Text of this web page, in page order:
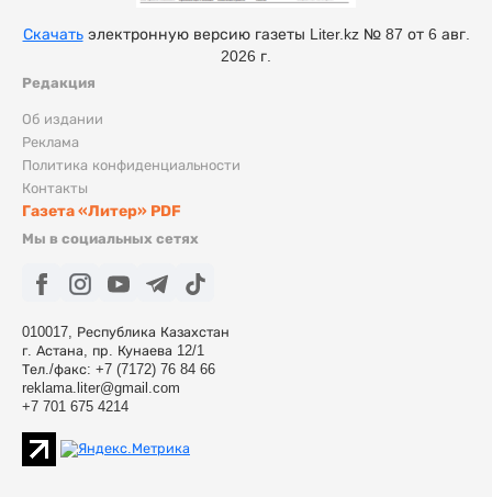
Редакция
Об издании
Реклама
Политика конфиденциальности
Контакты
Газета «Литер» PDF
Мы в социальных сетях
010017, Республика Казахстан
г. Астана, пр. Кунаева 12/1
Тел./факс: +7 (7172) 76 84 66
reklama.liter@gmail.com
+7 701 675 4214
Скачатьэлектронную версию газеты Liter.kz № 87 от 6 авг.
2026 г.